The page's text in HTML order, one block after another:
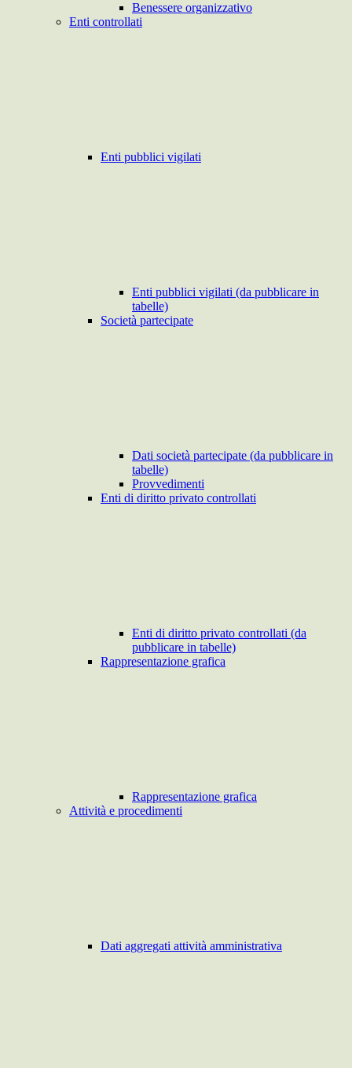
Benessere organizzativo
Enti controllati
Enti pubblici vigilati
Enti pubblici vigilati (da pubblicare in
tabelle)
Società partecipate
Dati società partecipate (da pubblicare in
tabelle)
Provvedimenti
Enti di diritto privato controllati
Enti di diritto privato controllati (da
pubblicare in tabelle)
Rappresentazione grafica
Rappresentazione grafica
Attività e procedimenti
Dati aggregati attività amministrativa